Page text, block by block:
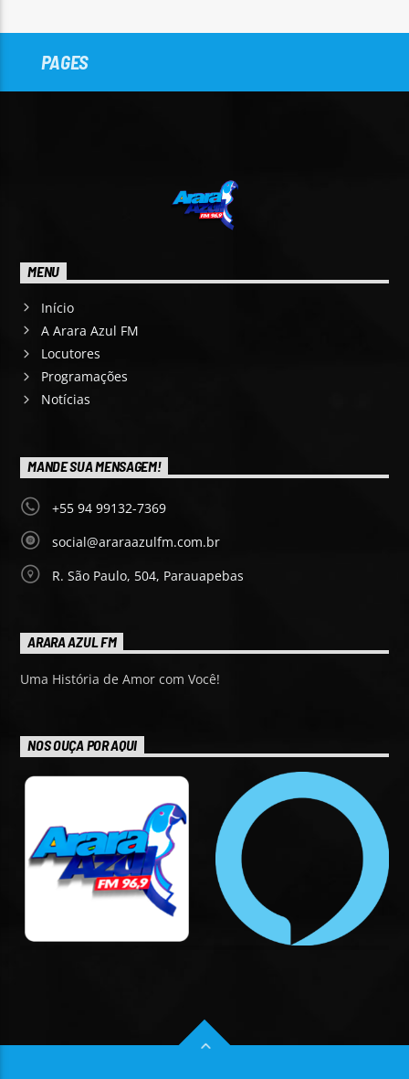
PAGES
MENU
Início
A Arara Azul FM
Locutores
Programações
Notícias
MANDE SUA MENSAGEM!
+55 94 99132-7369
social@araraazulfm.com.br
R. São Paulo, 504, Parauapebas
ARARA AZUL FM
Uma História de Amor com Você!
NOS OUÇA POR AQUI